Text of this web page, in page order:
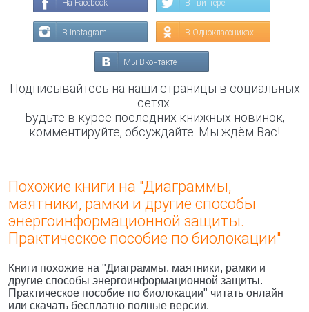
На Facebook В Твиттере
В Instagram В Одноклассниках
Мы Вконтакте
Подписывайтесь на наши страницы в социальных
сетях.
Будьте в курсе последних книжных новинок,
комментируйте, обсуждайте. Мы ждём Вас!
Похожие книги на "Диаграммы,
маятники, рамки и другие способы
энергоинформационной защиты.
Практическое пособие по биолокации"
Книги похожие на "Диаграммы, маятники, рамки и
другие способы энергоинформационной защиты.
Практическое пособие по биолокации" читать онлайн
или скачать бесплатно полные версии.